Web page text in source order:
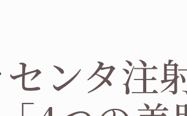
ンタ注